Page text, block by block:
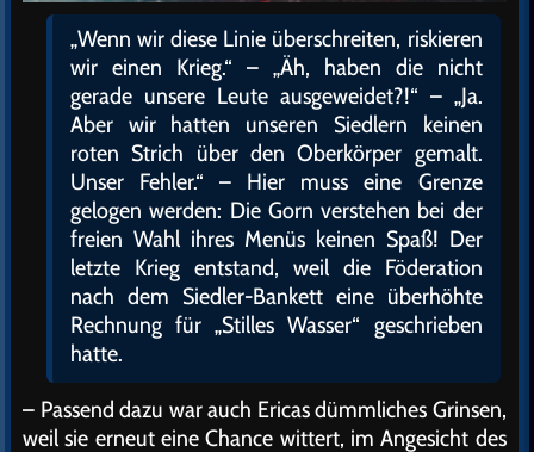
„Wenn wir diese Linie überschreiten, riskieren
wir einen Krieg.“ – „Äh, haben die nicht
gerade unsere Leute ausgeweidet?!“ – „Ja.
Aber wir hatten unseren Siedlern keinen
roten Strich über den Oberkörper gemalt.
Unser Fehler.“ – Hier muss eine Grenze
gelogen werden: Die Gorn verstehen bei der
freien Wahl ihres Menüs keinen Spaß! Der
letzte Krieg entstand, weil die Föderation
nach dem Siedler-Bankett eine überhöhte
Rechnung für „Stilles Wasser“ geschrieben
hatte.
– Passend dazu war auch Ericas dümmliches Grinsen,
weil sie erneut eine Chance wittert, im Angesicht des